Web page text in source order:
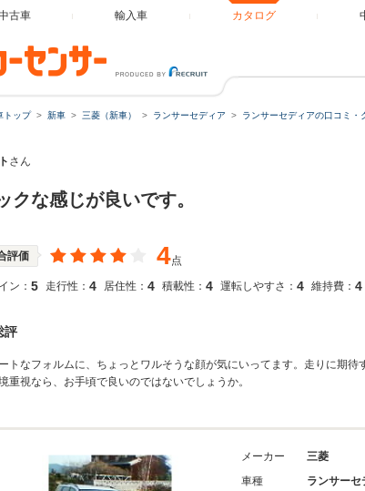
古車 輸入車 カタログ
トップ 新車 三菱（新車） ランサーセディア ランサーセディアの口コミ・
さん
クな感じが良いです。
評価 4点
ン： 5 走行性： 4 居住性： 4 積載性： 4 運転しやすさ： 4 維持費： 4
評
トなフォルムに、ちょっとワルそうな顔が気にいってます。走りに期
重視なら、お手頃で良いのではないでしょうか。
メーカー
三菱
車種
ランサーセ